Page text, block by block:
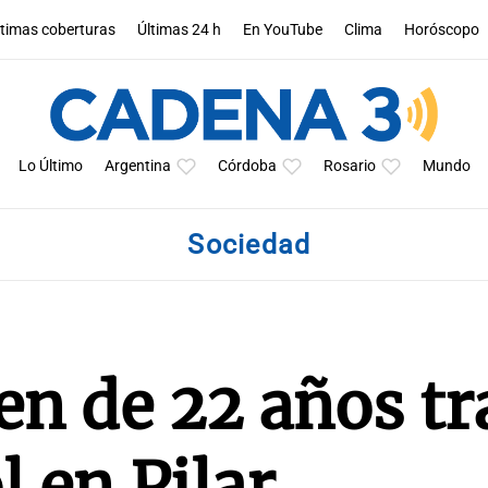
coberturas Últimas 24 h En YouTube Clima Horóscopo
Lo Último Argentina Córdoba Rosario Mundo
Sociedad
de 22 años